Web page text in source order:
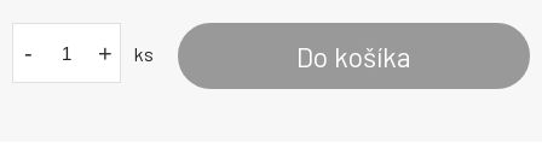
- + ks Do košíka